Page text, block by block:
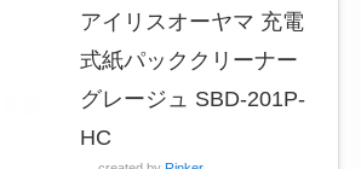
アイリスオーヤマ 充電
式紙パッククリーナー
グレージュ SBD-201P-
HC